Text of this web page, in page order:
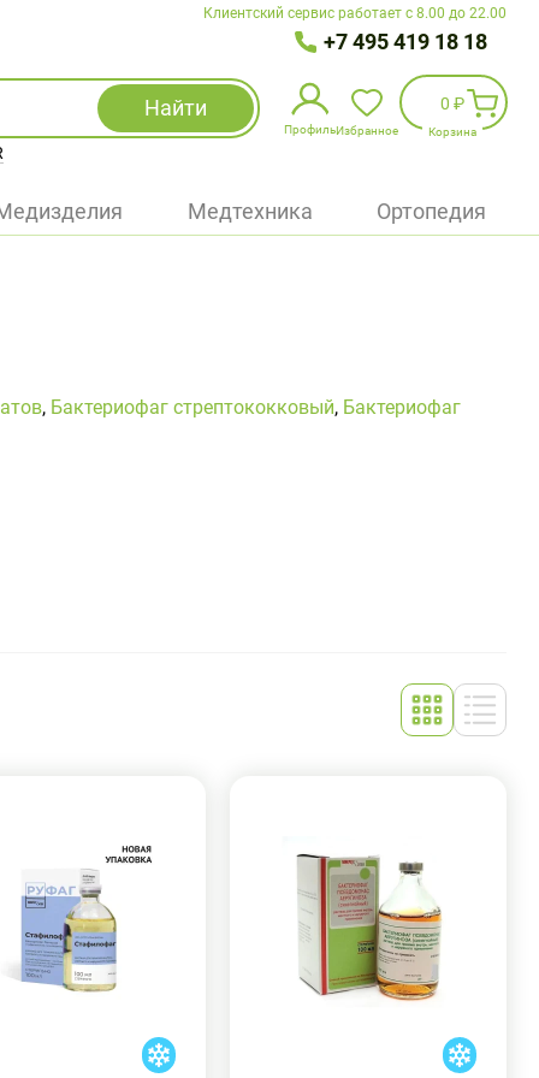
Клиентский сервис работает с 8.00 до 22.00
+7 495 419 18 18
Найти
Наборы
Профиль
Избранное
Войти
Избранное
0 ₽
Корзина
Медтехника Ортопедия
, Бактериофаг стрептококковый, Бактериофаг